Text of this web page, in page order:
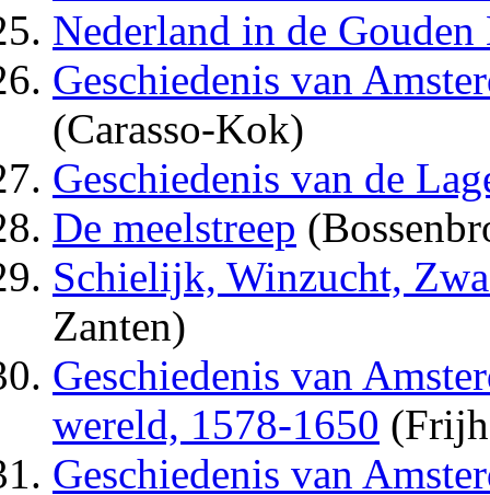
Nederland in de Gouden
Geschiedenis van
(Carasso-Kok)
Geschiedenis van de
De meelstreep
Schielijk, Winzucht,
Zanten)
Geschiedenis van
wereld, 1578-1650
Geschiedenis van